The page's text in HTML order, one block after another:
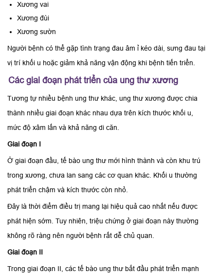
Xương vai
Xương đùi
Xương sườn
Người bệnh có thể gặp tình trạng đau âm ỉ kéo dài, sưng đau tại
vị trí khối u hoặc giảm khả năng vận động khi bệnh tiến triển.
Các giai đoạn phát triển của ung thư xương
Tương tự nhiều bệnh ung thư khác, ung thư xương được chia
thành nhiều giai đoạn khác nhau dựa trên kích thước khối u,
mức độ xâm lấn và khả năng di căn.
Giai đoạn I
Ở giai đoạn đầu, tế bào ung thư mới hình thành và còn khu trú
trong xương, chưa lan sang các cơ quan khác. Khối u thường
phát triển chậm và kích thước còn nhỏ.
Đây là thời điểm điều trị mang lại hiệu quả cao nhất nếu được
phát hiện sớm. Tuy nhiên, triệu chứng ở giai đoạn này thường
không rõ ràng nên người bệnh rất dễ chủ quan.
Giai đoạn II
Trong giai đoạn II, các tế bào ung thư bắt đầu phát triển mạnh